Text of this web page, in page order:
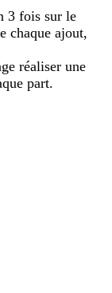
3 fois sur le
chaque ajout,
réaliser une
part.